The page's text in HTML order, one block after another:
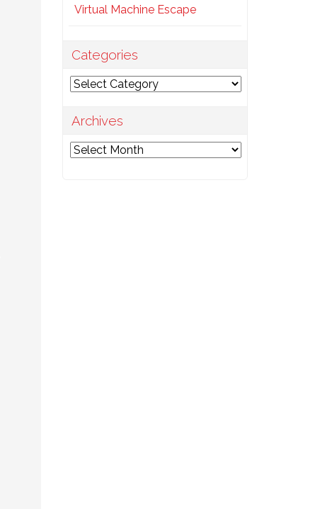
Virtual Machine Escape
Categories
Categories
Archives
Archives